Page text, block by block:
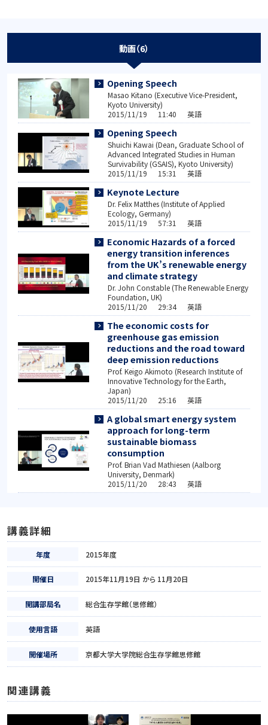
動画（6）
Opening Speech
Masao Kitano (Executive Vice-President,
Kyoto University)
2015/11/19 11:40 英語
Opening Speech
Shuichi Kawai (Dean, Graduate School of
Advanced Integrated Studies in Human
Survivability (GSAIS), Kyoto University)
2015/11/19 15:31 英語
Keynote Lecture
Dr. Felix Matthes (Institute of Applied
Ecology, Germany)
2015/11/19 57:31 英語
Economic Hazards of a forced
energy transition inferences
from the UK’s renewable energy
and climate strategy
Dr. John Constable (The Renewable Energy
Foundation, UK)
2015/11/20 29:34 英語
The economic costs for
greenhouse gas emission
reductions and the road toward
deep emission reductions
Prof. Keigo Akimoto (Research Institute of
Innovative Technology for the Earth,
Japan)
2015/11/20 25:16 英語
A global smart energy system
approach for long-term
sustainable biomass
consumption
Prof. Brian Vad Mathiesen (Aalborg
University, Denmark)
2015/11/20 28:43 英語
講義詳細
年度 2015年度
開催日 2015年11月19日 から 11月20日
開講部局名 総合生存学館（思修館）
使用言語 英語
開催場所 京都大学大学院総合生存学館思修館
関連講義